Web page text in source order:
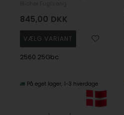
845,00 DKK
2560 25Gbc
På eget lager 1-3 hverdage